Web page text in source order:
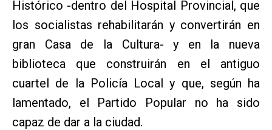
Histórico -dentro del Hospital Provincial, que
los socialistas rehabilitarán y convertirán en
gran Casa de la Cultura- y en la nueva
biblioteca que construirán en el antiguo
cuartel de la Policía Local y que, según ha
lamentado, el Partido Popular no ha sido
capaz de dar a la ciudad.